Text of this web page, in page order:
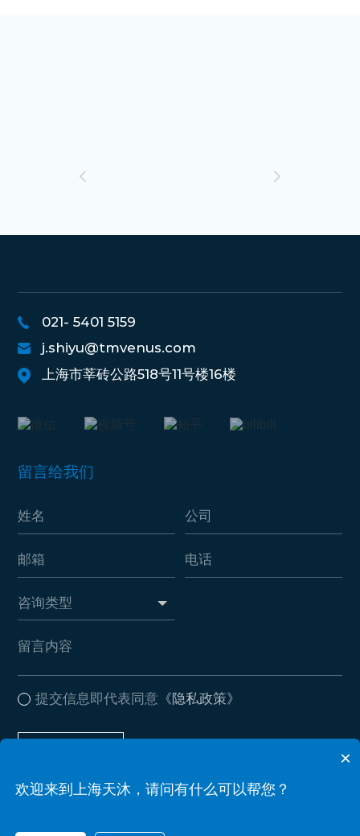
021- 5401 5159
j.shiyu@tmvenus.com
上海市莘砖公路518号11号楼16楼
留言给我们
提交信息即代表同意 《隐私政策》
×
欢迎来到上海天沐，请问有什么可以帮您？